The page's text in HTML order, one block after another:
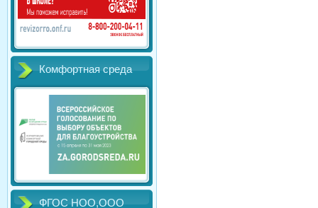
Комфортная среда
ФГОС НОО,ООО